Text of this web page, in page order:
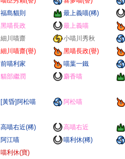
福島貓則
最上義喵(稀)
黑喵長政
最上義喵
細川喵齋
小喵川秀秋
細川喵齋(譽)
黑喵長政(譽)
前喵利家
喵葉一鐵
貓部繼潤
麝香喵
[黃昏]阿松喵
阿松喵
高喵右近(稀)
高喵右近
阿江喵
喵利休(稀)
喵利休(寶)